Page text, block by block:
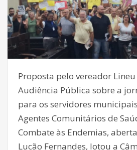
Proposta pelo vereador Lineu
Audiência Pública sobre a
para os servidores
Agentes Comunitários de
Combate às Endemias,
Lucão Fernandes, lotou a